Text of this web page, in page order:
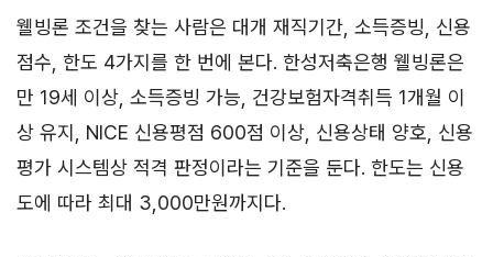
웰빙론 조건을 찾는 사람은 대개 재직기간, 소득증빙, 신용
점수, 한도 4가지를 한 번에 본다. 한성저축은행 웰빙론은
만 19세 이상, 소득증빙 가능, 건강보험자격취득 1개월 이
상 유지, NICE 신용평점 600점 이상, 신용상태 양호, 신용
평가 시스템상 적격 판정이라는 기준을 둔다. 한도는 신용
도에 따라 최대 3,000만원까지다.